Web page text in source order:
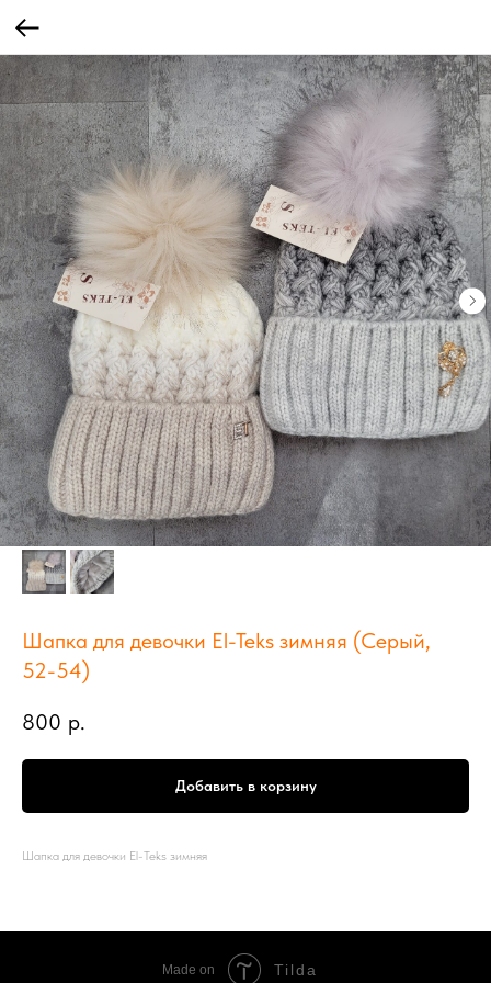
Шапка для девочки El-Teks зимняя (Серый,
52-54)
800 р.
Добавить в корзину
Шапка для девочки El-Teks зимняя
Made on Tilda